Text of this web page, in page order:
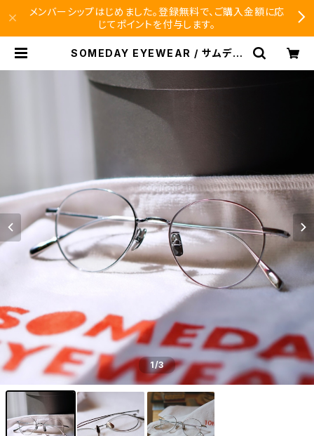
メンバーシップはじめました。登録無料で、ご購入金額に応
じてポイントを付与します。
SOMEDAY EYEWEAR / サムデー
オリジナル | SEISHIDO
1/3